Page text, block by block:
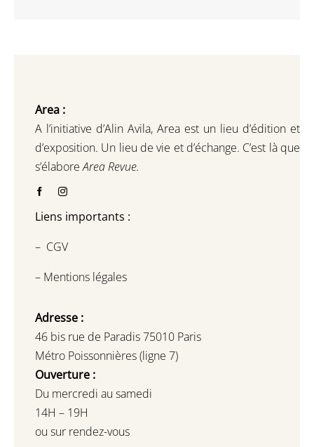
Area :
A l’initiative d’Alin Avila, Area est un lieu d’édition et
d’exposition. Un lieu de vie et d’échange. C’est là que
s’élaboreArea Revue.
Liens importants :
– CGV
– Mentions légales
Adresse :
46 bis rue de Paradis 75010 Paris
Métro Poissonnières (ligne 7)
Ouverture :
Du mercredi au samedi
14H – 19H
ou sur rendez-vous